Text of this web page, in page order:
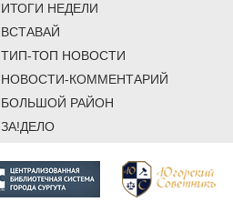
ИТОГИ НЕДЕЛИ
ВСТАВАЙ
ТИП-ТОП НОВОСТИ
НОВОСТИ-КОММЕНТАРИЙ
БОЛЬШОЙ РАЙОН
ЗА!ДЕЛО